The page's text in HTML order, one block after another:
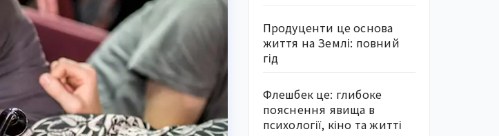
Продуценти це основа
життя на Землі: повний
гід
Флешбек це: глибоке
пояснення явища в
психології, кіно та житті